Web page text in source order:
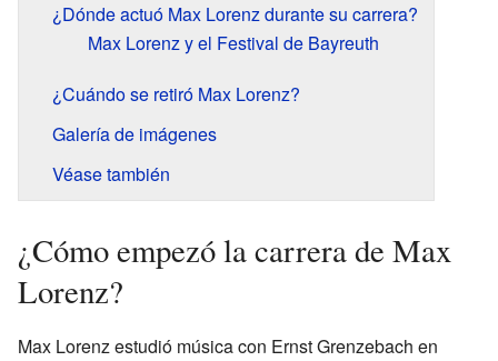
¿Dónde actuó Max Lorenz durante su carrera?
Max Lorenz y el Festival de Bayreuth
¿Cuándo se retiró Max Lorenz?
Galería de imágenes
Véase también
¿Cómo empezó la carrera de Max
Lorenz?
Max Lorenz estudió música con Ernst Grenzebach en